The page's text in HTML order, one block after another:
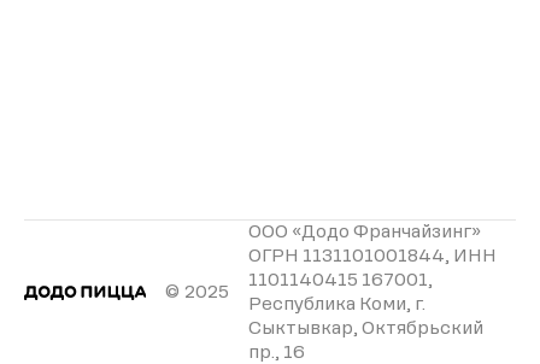
© 2025
ООО «Додо Франчайзинг»
ОГРН 1131101001844, ИНН
1101140415 167001,
Республика Коми, г.
Сыктывкар, Октябрьский
пр., 16